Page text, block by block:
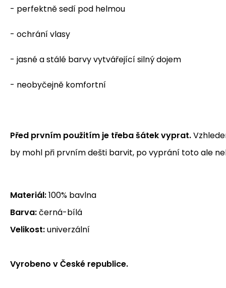
- perfektně sedí pod helmou
- ochrání vlasy
- jasné a stálé barvy vytvářející silný dojem
- neobyčejně komfortní
Před prvním použitím je třeba šátek vyprat.
by mohl při prvním dešti barvit, po vyprání toto ale
Materiál:100% bavlna
Barva:černá-bílá
Velikost:univerzální
Vyrobeno v České republice.